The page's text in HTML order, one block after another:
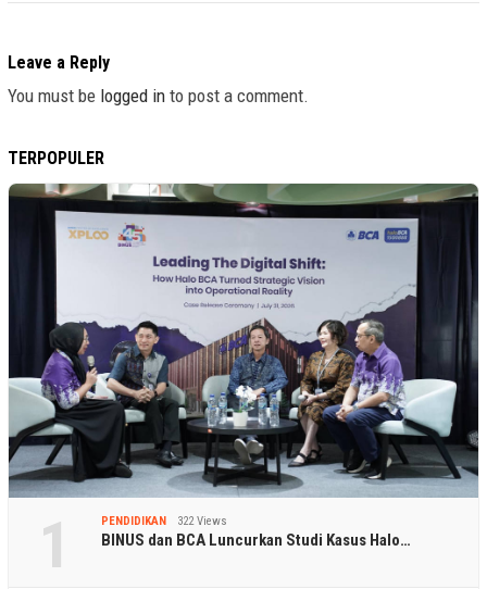
Leave a Reply
You must be logged in to post a comment.
TERPOPULER
1 PENDIDIKAN 322 Views
BINUS dan BCA Luncurkan Studi Kasus Halo…